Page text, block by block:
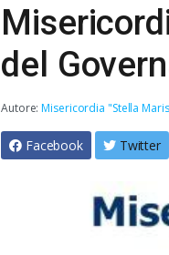
del
Autore:Misericordia "Stella
Facebook Twitter